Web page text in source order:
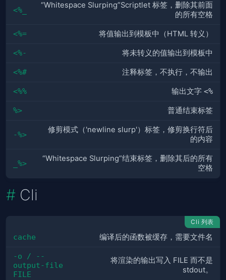
<%_
“Whitespace Slurping”Scriptlet 标签，删除其前面
的所有空格
<%= 将值输出到模板中（HTML 转义）
<%- 将未转义的值输出到模板中
<%# 注释标签，不执行，不输出
<%% 输出文字 <%
%> 普通结束标签
-%>
修剪模式（'newline slurp'）标签，修剪换行符后
的内容
_%>
“Whitespace Slurping”结束标签，删除其后的所有
空格
Cli
Cli 列表
cache 编译后的函数被缓存，需要文件名
-o / --
output-file
FILE
将渲染的输出写入 FILE 而不是
stdout。